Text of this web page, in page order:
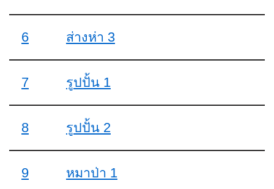
6 ส่างห่า 3
7 รูปปั้น 1
8 รูปปั้น 2
9 หมาป่า 1